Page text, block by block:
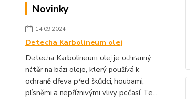
Novinky
14.09.2024
Detecha Karbolineum olej
Detecha Karbolineum olej je ochranný
nátěr na bázi oleje, který používá k
ochraně dřeva před škůdci, houbami,
plísněmi a nepříznivými vlivy počasí. Te...